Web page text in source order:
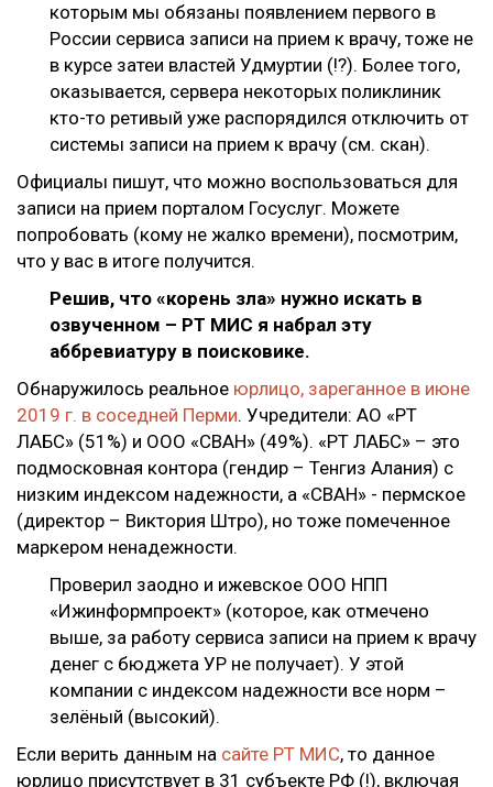
которым мы обязаны появлением первого в
России сервиса записи на прием к врачу, тоже не
в курсе затеи властей Удмуртии (!?). Более того,
оказывается, сервера некоторых поликлиник
кто-то ретивый уже распорядился отключить от
системы записи на прием к врачу (см. скан).
Официалы пишут, что можно воспользоваться для
записи на прием порталом Госуслуг. Можете
попробовать (кому не жалко времени), посмотрим,
что у вас в итоге получится.
Решив, что «корень зла» нужно искать в
озвученном – РТ МИС я набрал эту
аббревиатуру в поисковике.
Обнаружилось реальное юрлицо, зареганное в июне
2019 г. в соседней Перми. Учредители: АО «РТ
ЛАБС» (51%) и ООО «СВАН» (49%). «РТ ЛАБС» – это
подмосковная контора (гендир – Тенгиз Алания) с
низким индексом надежности, а «СВАН» - пермское
(директор – Виктория Штро), но тоже помеченное
маркером ненадежности.
Проверил заодно и ижевское ООО НПП
«Ижинформпроект» (которое, как отмечено
выше, за работу сервиса записи на прием к врачу
денег с бюджета УР не получает). У этой
компании с индексом надежности все норм –
зелёный (высокий).
Если верить данным на сайте РТ МИС, то данное
юрлицо присутствует в 31 субъекте РФ (!), включая